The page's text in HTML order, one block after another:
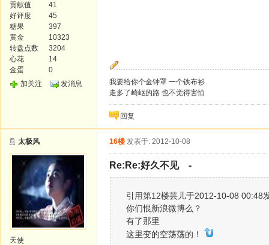
贡献值
41
好评度
45
糖果
397
黄金
10323
转盘点数
3204
心花
14
金蛋
0
加关注
发消息
我要给你个金钟罩 一个铁布衫
走多了崎岖的路 也不觉得害怕
回复
太极风
天使
16楼 发表于: 2012-10-08
Re:Re:好久不见 -
引用第12楼芸儿于2012-10-08
你们恨新浪微博么？
有了那里
这里变的空荡荡的！